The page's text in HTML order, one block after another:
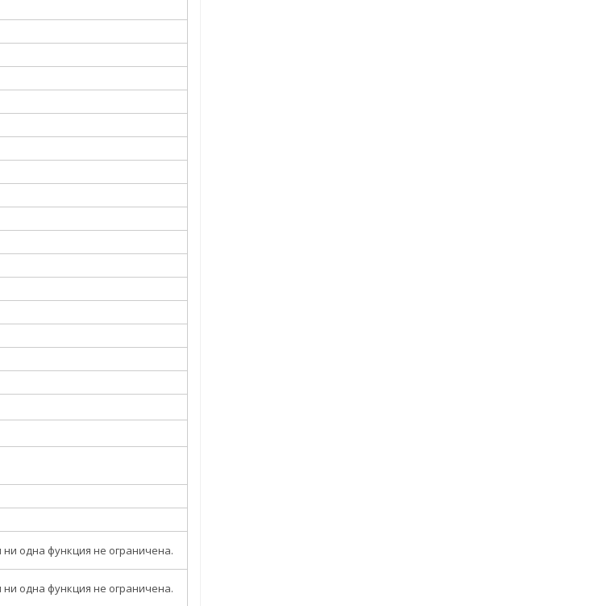
одна функция не ограничена.
одна функция не ограничена.